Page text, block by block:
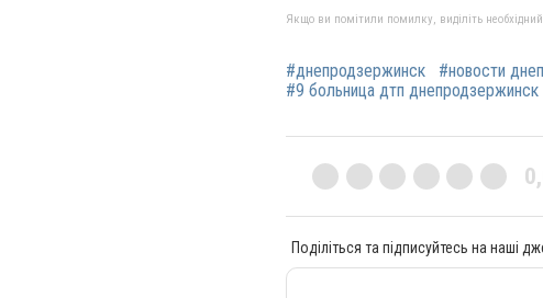
Якщо ви помітили помилку, виділіть
#днепродзержинск #новости
#9 больница дтп днепродзержинск
Поділіться та підписуйтесь на наші